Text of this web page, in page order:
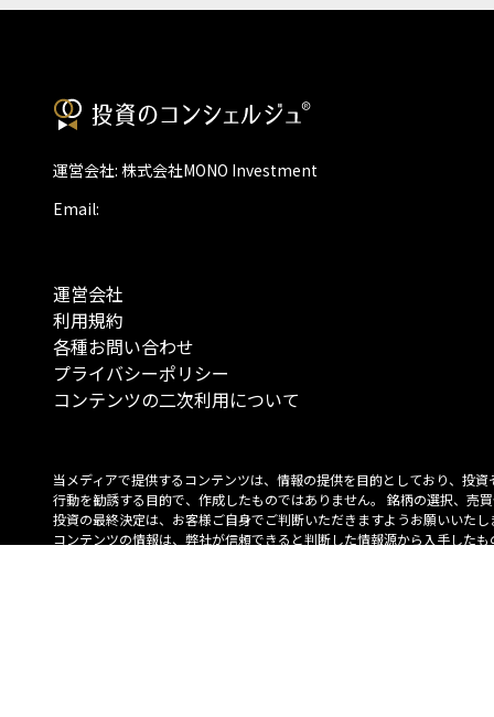
運営会社: 株式会社MONO Investment
Email:
運営会社
利用規約
各種お問い合わせ
プライバシーポリシー
コンテンツの二次利用について
当メディアで提供するコンテンツは、情報の提供を目的としており、投資
行動を勧誘する目的で、作成したものではありません。 銘柄の選択、売
投資の最終決定は、お客様ご自身でご判断いただきますようお願いいたし
コンテンツの情報は、弊社が信頼できると判断した情報源から入手したも